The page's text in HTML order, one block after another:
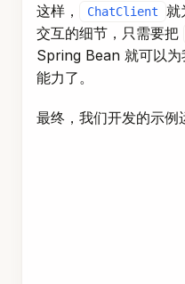
这样， ChatClient
就
交互的细节，只需要把
Spring Bean 就可以为
能力了。
最终，我们开发的示例